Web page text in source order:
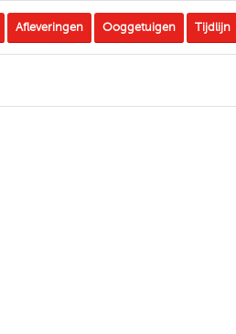
Afleveringen Ooggetuigen Tijdlijn